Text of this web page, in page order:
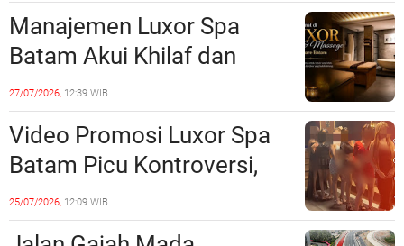
Realisasi Pembangunan
Lampaui 50 Persen
Manajemen Luxor Spa
Batam Akui Khilaf dan
Minta Maaf, Konten
Langsung Di-Takedown
27/07/2026, 12:39 WIB
Video Promosi Luxor Spa
Batam Picu Kontroversi,
Dinilai Bermuatan Sensual
25/07/2026, 12:09 WIB